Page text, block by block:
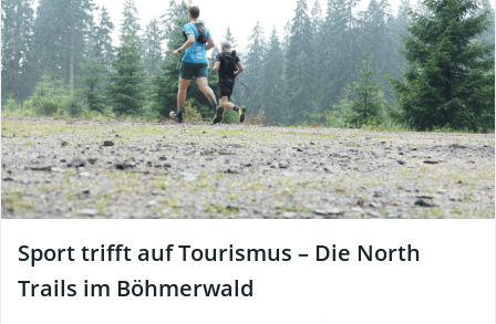
Sport trifft auf Tourismus – Die North
Trails im Böhmerwald